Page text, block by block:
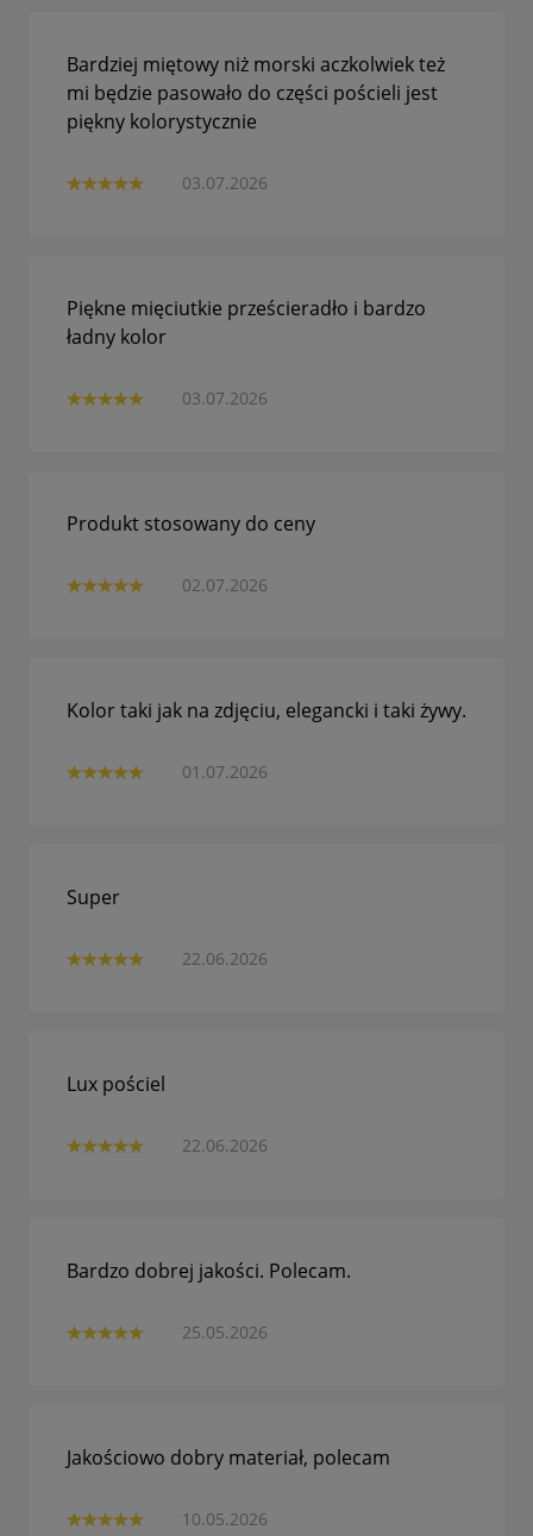
03.07.2026
Bardziej miętowy niż morski aczkolwiek też
mi będzie pasowało do części pościeli jest
piękny kolorystycznie
03.07.2026
Piękne mięciutkie prześcieradło i bardzo
ładny kolor
02.07.2026
Produkt stosowany do ceny
01.07.2026
Kolor taki jak na zdjęciu, elegancki i taki żywy.
22.06.2026
Super
22.06.2026
Lux pościel
25.05.2026
Bardzo dobrej jakości. Polecam.
10.05.2026
Jakościowo dobry materiał, polecam